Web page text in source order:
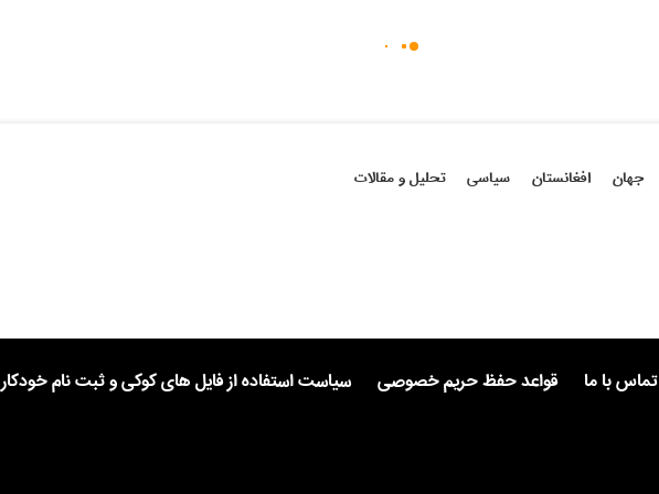
جهان افغانستان سیاسی تحلیل و مقالات
تماس با ما قواعد حفظ حریم خصوصی سیاست استفاده از فایل های کوکی و ثبت نام خودکار